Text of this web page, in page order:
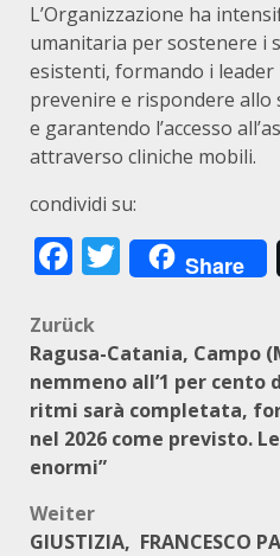
L’Organizzazione ha
umanitaria per sostenere i
esistenti, formando i
prevenire e rispondere
e garantendo l’accesso
attraverso cliniche mobili.
condividi su:
Facebook
Twitter
Share
Zurück
Ragusa-Catania, Campo
nemmeno all’1 per cento
ritmi sarà completata,
nel 2026 come previsto.
enormi”
Weiter
GIUSTIZIA, FRANCESCO